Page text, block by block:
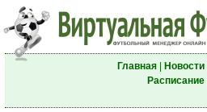
Главная| Новости|
Расписание|